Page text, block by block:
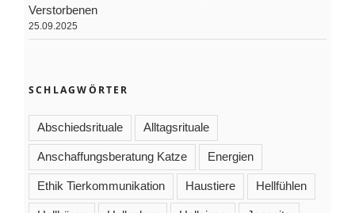
Verstorbenen
25.09.2025
SCHLAGWÖRTER
Abschiedsrituale Alltagsrituale
Anschaffungsberatung Katze Energien
Ethik Tierkommunikation Haustiere Hellfühlen